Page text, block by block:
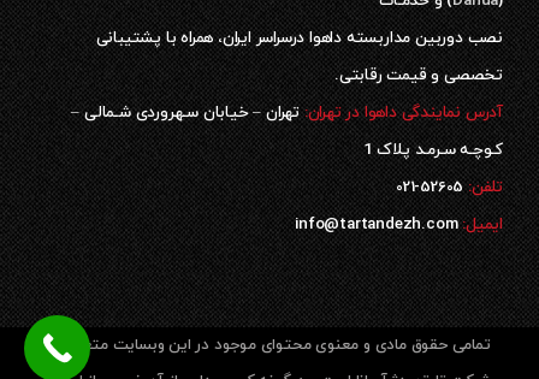
نصب دوربین مداربسته داهوا درسراسر ایران، همراه با پشتیبانی
تخصصی و قیمت رقابتی.
آدرس نمایندگی داهوا در تهران:تهران – خیابان سـهروردی شـمالی –
کـوچـه سـرمـد پلاک 1
تلفن:52605-021
ایمیل:info@tartandezh.com
تمامی حقوق مادی و معنوی محتوای موجود در این وبسایت متعلق به